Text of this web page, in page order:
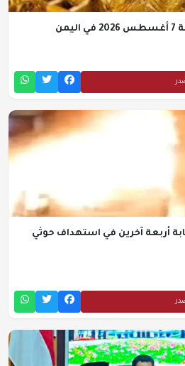
أربعة آخرين في استهداف حوثي